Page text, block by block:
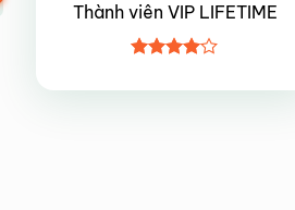
Thành viên VIP LIFETIME
xếp hạng